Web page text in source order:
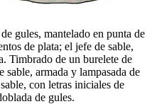
gules, mantelado en punta de
de plata; el jefe de sable,
Timbrado de un burelete de
armada y lampasada de
con letras iniciales de
de gules.